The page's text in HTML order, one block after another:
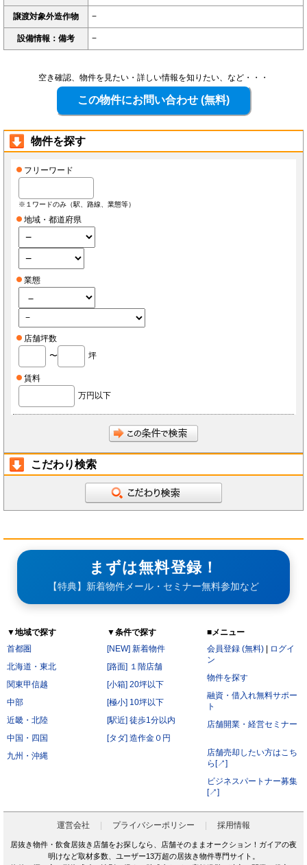
譲渡対象外造作物 −
設備情報：備考 −
空き確認、物件を見たい・詳しい情報を知りたい、など・・・
物件を探す
フリーワード
※１ワードのみ（駅、路線、業態等）
地域・都道府県
業態
店舗坪数
〜
坪
賃料
万円以下
こだわり検索
まずは無料登録！
【特典】新着物件メール・セミナー無料参加など
▼地域で探す
首都圏
北海道・東北
関東甲信越
中部
近畿・北陸
中国・四国
九州・沖縄
▼条件で探す
[NEW] 新着物件
[路面] １階店舗
[小箱] 20坪以下
[極小] 10坪以下
[駅近] 徒歩1分以内
[タダ] 造作金０円
■メニュー
会員登録 (無料) | ログイ
ン
物件を探す
融資・借入れ無料サポー
ト
店舗開業・経営セミナー
店舗売却したい方はこち
ら[↗]
ビジネスパートナー募集
[↗]
運営会社 プライバシーポリシー 採用情報
居抜き物件・飲食居抜き店舗をお探しなら、店舗そのままオークション！ガイアの夜
明けなど取材多数、ユーザー13万超の居抜き物件専門サイト。